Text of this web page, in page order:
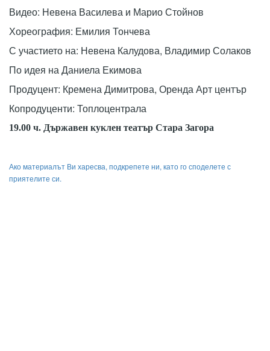
Видео: Невена Василева и Марио Стойнов
Хореография: Емилия Тончева
С участието на: Невена Калудова, Владимир Солаков
По идея на Даниела Екимова
Продуцент: Кремена Димитрова, Оренда Арт център
Копродуценти: Топлоцентрала
19.00 ч. Държавен куклен театър Стара Загора
Ако материалът Ви харесва, подкрепете ни, като го споделете с
приятелите си.